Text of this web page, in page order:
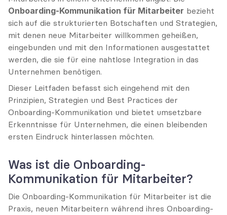
Onboarding-Kommunikation für Mitarbeiter bezieht
sich auf die strukturierten Botschaften und Strategien,
mit denen neue Mitarbeiter willkommen geheißen,
eingebunden und mit den Informationen ausgestattet
werden, die sie für eine nahtlose Integration in das
Unternehmen benötigen.
Dieser Leitfaden befasst sich eingehend mit den
Prinzipien, Strategien und Best Practices der
Onboarding-Kommunikation und bietet umsetzbare
Erkenntnisse für Unternehmen, die einen bleibenden
ersten Eindruck hinterlassen möchten.
Was ist die Onboarding-
Kommunikation für Mitarbeiter?
Die Onboarding-Kommunikation für Mitarbeiter ist die
Praxis, neuen Mitarbeitern während ihres Onboarding-